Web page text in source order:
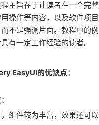
主旨在于让读者在一个完
用操作等内容，以及软件项
不是强调片面。教程中的
有一定工作经验的读者。
EasyUI的优缺点：
组件较为丰富，效果还可